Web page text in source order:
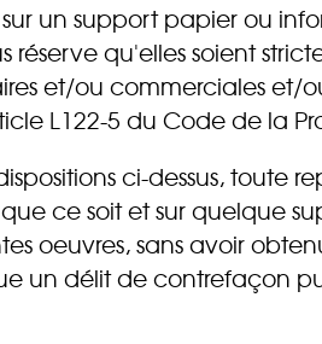
un support papier ou
réserve qu'elles soient
et/ou commerciales
L122-5 du Code de la
ci-dessus, toute
ce soit et sur quelque
oeuvres, sans avoir
un délit de contrefaçon